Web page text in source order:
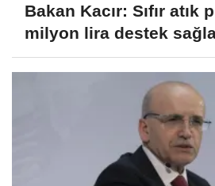
Bakan Kacır: Sıfır atık
milyon lira destek